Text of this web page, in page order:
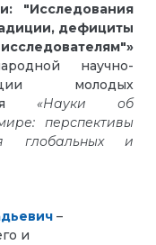
"Исследования
дефициты
научно-
молодых
«Науки об
перспективы
глобальных и
–
и